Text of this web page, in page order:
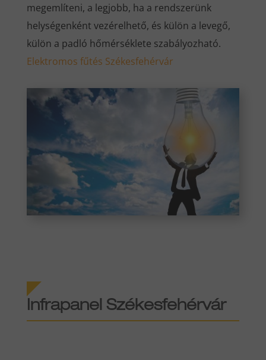
megemlíteni, a legjobb, ha a rendszerünk
helységenként vezérelhető, és külön a levegő,
külön a padló hőmérséklete szabályozható.
Elektromos fűtés Székesfehérvár
Infrapanel Székesfehérvár